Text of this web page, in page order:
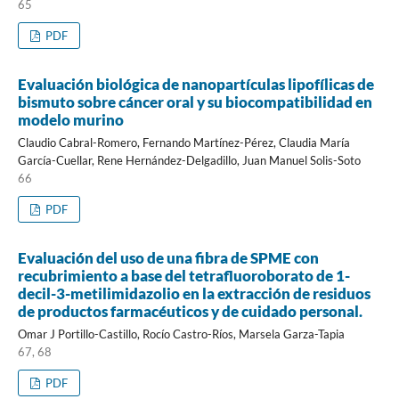
65
PDF
Evaluación biológica de nanopartículas lipofílicas de
bismuto sobre cáncer oral y su biocompatibilidad en
modelo murino
Claudio Cabral-Romero, Fernando Martínez-Pérez, Claudia María
García-Cuellar, Rene Hernández-Delgadillo, Juan Manuel Solis-Soto
66
PDF
Evaluación del uso de una fibra de SPME con
recubrimiento a base del tetrafluoroborato de 1-
decil-3-metilimidazolio en la extracción de residuos
de productos farmacéuticos y de cuidado personal.
Omar J Portillo-Castillo, Rocío Castro-Ríos, Marsela Garza-Tapia
67, 68
PDF